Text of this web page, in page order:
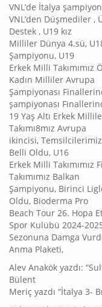
VNL’de İtalya
VNL’den Düşmediler
Destek , U19 kız
Milliler Dünya 4.sü,
Şampiyonu, U19
Erkek Milli Takımımız
Kadın Milliler Avrupa
Şampiyonası
şampiyonası
19 Yaş Altı Erkek
Takımı8mız Avrupa
ikincisi,
Belli Oldu, U16
Erkek Milli Takımımız
Takımımız Balkan
Şampiyonu, Birinci
Oldu, Bioderma Pro
Beach Tour 26. Hopa
Spor Kulübü 2024-
Sezonuna Damga
Anma Plaketi,
Alev Anakök yazdı:
Bülent
Meriç yazdı “İtalya 3-